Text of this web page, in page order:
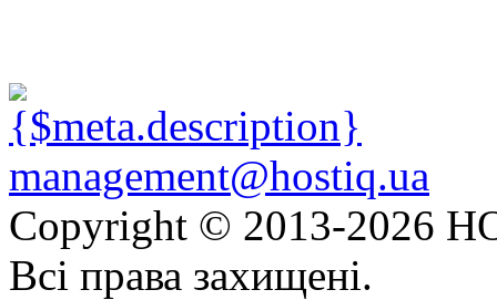
management@hostiq.ua
Copyright © 2013-2026
Всі права захищені.